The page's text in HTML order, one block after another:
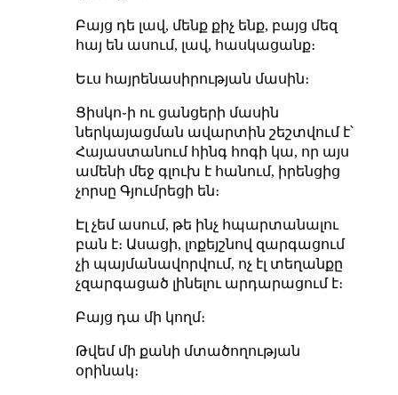
Բայց դե լավ, մենք քիչ ենք, բայց մեզ
հայ են ասում, լավ, հասկացանք։
Եւս հայրենասիրության մասին։
Ցիսկո֊ի ու ցանցերի մասին
ներկայացման ավարտին շեշտվում է՝
Հայաստանում հինգ հոգի կա, որ այս
ամենի մեջ գլուխ է հանում, իրենցից
չորսը Գյումրեցի են։
Էլ չեմ ասում, թե ինչ հպարտանալու
բան է։ Ասացի, լոքեյշնով զարգացում
չի պայմանավորվում, ոչ էլ տեղանքը
չզարգացած լինելու արդարացում է։
Բայց դա մի կողմ։
Թվեմ մի քանի մտածողության
օրինակ։